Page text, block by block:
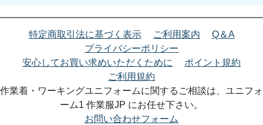
特定商取引法に基づく表示 ご利用案内
Q＆A
プライバシーポリシー
安心してお買い求めいただくために
ポイント規約
ご利用規約
作業着・ワーキングユニフォームに関するご相談は、ユニフォ
ーム1 作業服JP にお任せ下さい。
お問い合わせフォーム